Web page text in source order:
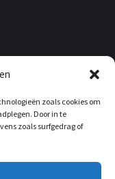
zoals cookies om
Door in te
zoals surfgedrag of